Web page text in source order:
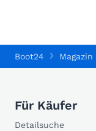
Boot24 Magazin
Für Käufer
Detailsuche